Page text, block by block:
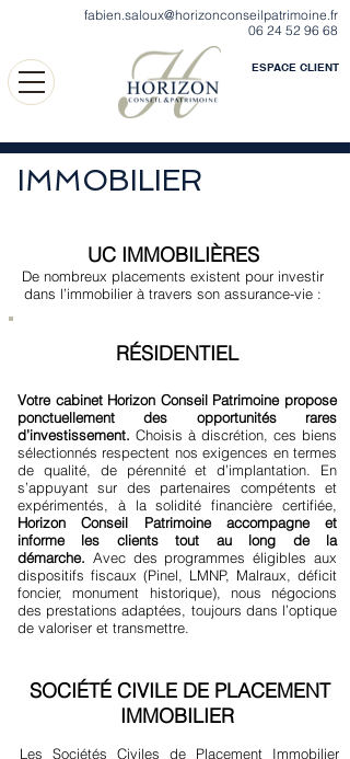
ESPACE CLIENT
fabien.saloux@horizonconseilpatrimoine.fr
06 24 52 96 68
IMMOBILIER
UC IMMOBILIÈRES
De nombreux placements existent pour investir
dans l’immobilier à travers son assurance-vie :
RÉSIDENTIEL
Votre cabinet Horizon Conseil Patrimoine propose
ponctuellement des opportunités rares
d’investissement. Choisis à discrétion, ces biens
sélectionnés respectent nos exigences en termes
de qualité, de pérennité et d’implantation. En
s’appuyant sur des partenaires compétents et
expérimentés, à la solidité financière certifiée,
Horizon Conseil Patrimoine accompagne et
informe les clients tout au long de la
démarche. Avec des programmes éligibles aux
dispositifs fiscaux (Pinel, LMNP, Malraux, déficit
foncier, monument historique), nous négocions
des prestations adaptées, toujours dans l’optique
de valoriser et transmettre.
SOCIÉTÉ CIVILE DE PLACEMENT
IMMOBILIER
Les Sociétés Civiles de Placement Immobilier